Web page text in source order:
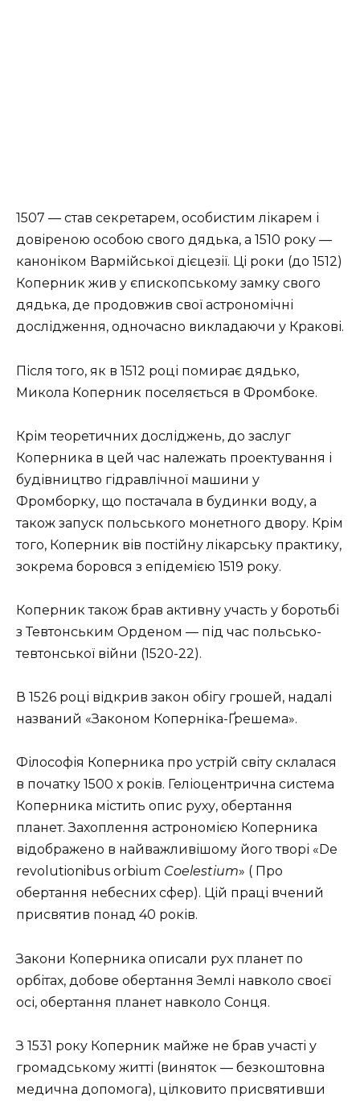
1507 — став секретарем, особистим лікарем і
довіреною особою свого дядька, а 1510 року —
каноніком Вармійської дієцезії. Ці роки (до 1512)
Коперник жив у єпископському замку свого
дядька, де продовжив свої астрономічні
дослідження, одночасно викладаючи у Кракові.
Після того, як в 1512 році помирає дядько,
Микола Коперник поселяється в Фромбоке.
Крім теоретичних досліджень, до заслуг
Коперника в цей час належать проектування і
будівництво гідравлічної машини у
Фромборку, що постачала в будинки воду, а
також запуск польського монетного двору. Крім
того, Коперник вів постійну лікарську практику,
зокрема боровся з епідемією 1519 року.
Коперник також брав активну участь у боротьбі
з Тевтонським Орденом — під час польсько-
тевтонської війни (1520-22).
В 1526 році відкрив закон обігу грошей, надалі
названий «Законом Коперніка-Ґрешема».
Філософія Коперника про устрій світу склалася
в початку 1500 х років. Геліоцентрична система
Коперника містить опис руху, обертання
планет. Захоплення астрономією Коперника
відображено в найважливішому його творі «De
revolutionibus orbium Coelestium» ( Про
обертання небесних сфер). Цій праці вчений
присвятив понад 40 років.
Закони Коперника описали рух планет по
орбітах, добове обертання Землі навколо своєї
осі, обертання планет навколо Сонця.
З 1531 року Коперник майже не брав участі у
громадському житті (виняток — безкоштовна
медична допомога), цілковито присвятивши